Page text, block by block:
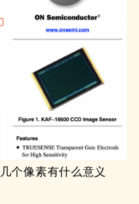
个像素有什么意义